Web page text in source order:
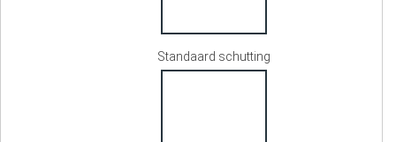
Standaard schutting